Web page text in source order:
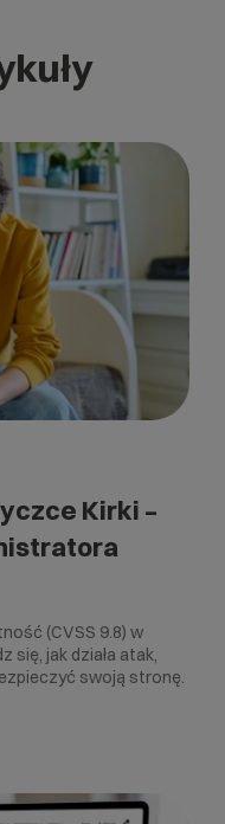
Kirki –
(CVSS 9.8) w
się, jak działa atak,
swoją stronę.